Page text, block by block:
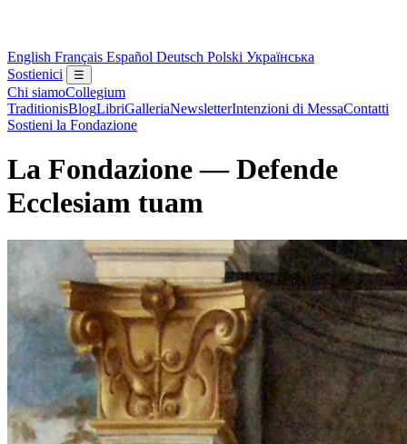
English Français Español Deutsch Polski Українська
Sostienici
☰
Chi siamoCollegium
TraditionisBlogLibriGalleriaNewsletterIntenzioni di MessaContatti
Sostieni la Fondazione
La Fondazione — Defende
Ecclesiam tuam